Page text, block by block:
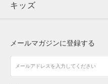
キッズ
アクセサリー
ボトムス
アクセサリー
トップス
シューズ
キッズ
メールマガジンに登録する